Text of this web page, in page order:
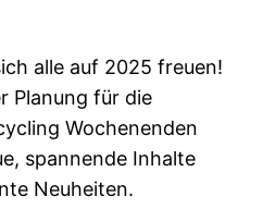
alle auf 2025 freuen!
Planung für die
Wochenenden
spannende Inhalte
Neuheiten.